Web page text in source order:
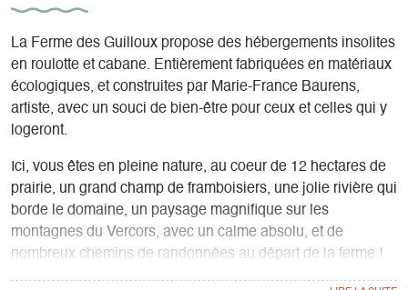
La Ferme des Guilloux propose des hébergements insolites
en roulotte et cabane. Entièrement fabriquées en matériaux
écologiques, et construites par Marie-France Baurens,
artiste, avec un souci de bien-être pour ceux et celles qui y
logeront.
Ici, vous êtes en pleine nature, au coeur de 12 hectares de
prairie, un grand champ de framboisiers, une jolie rivière qui
borde le domaine, un paysage magnifique sur les
montagnes du Vercors, avec un calme absolu, et de
nombreux chemins de randonnées au départ de la ferme !
Le coin cuisine est équipé d’un frigo, gaz et four, avec une